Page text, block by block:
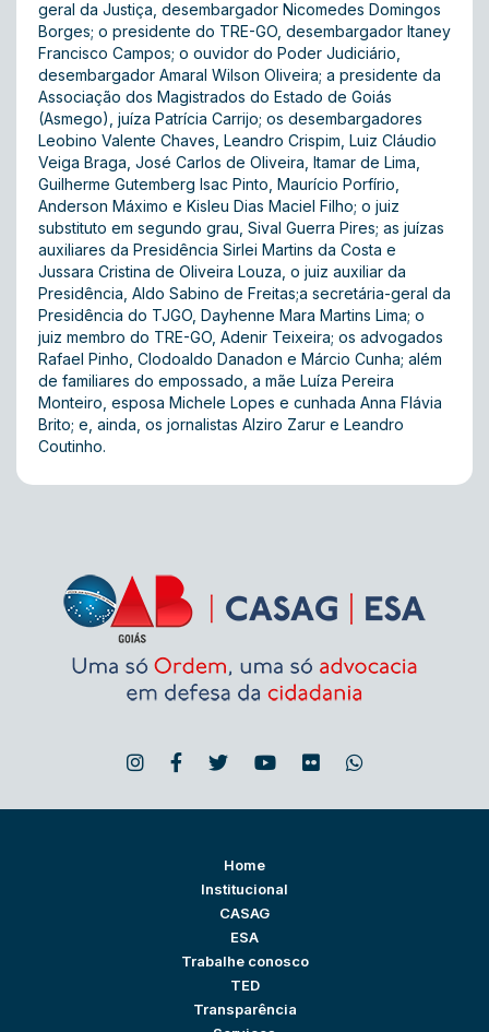
geral da Justiça, desembargador Nicomedes Domingos
Borges; o presidente do TRE-GO, desembargador Itaney
Francisco Campos; o ouvidor do Poder Judiciário,
desembargador Amaral Wilson Oliveira; a presidente da
Associação dos Magistrados do Estado de Goiás
(Asmego), juíza Patrícia Carrijo; os desembargadores
Leobino Valente Chaves, Leandro Crispim, Luiz Cláudio
Veiga Braga, José Carlos de Oliveira, Itamar de Lima,
Guilherme Gutemberg Isac Pinto, Maurício Porfírio,
Anderson Máximo e Kisleu Dias Maciel Filho; o juiz
substituto em segundo grau, Sival Guerra Pires; as juízas
auxiliares da Presidência Sirlei Martins da Costa e
Jussara Cristina de Oliveira Louza, o juiz auxiliar da
Presidência, Aldo Sabino de Freitas;a secretária-geral da
Presidência do TJGO, Dayhenne Mara Martins Lima; o
juiz membro do TRE-GO, Adenir Teixeira; os advogados
Rafael Pinho, Clodoaldo Danadon e Márcio Cunha; além
de familiares do empossado, a mãe Luíza Pereira
Monteiro, esposa Michele Lopes e cunhada Anna Flávia
Brito; e, ainda, os jornalistas Alziro Zarur e Leandro
Coutinho.
Home
Institucional
CASAG
ESA
Trabalhe conosco
TED
Transparência